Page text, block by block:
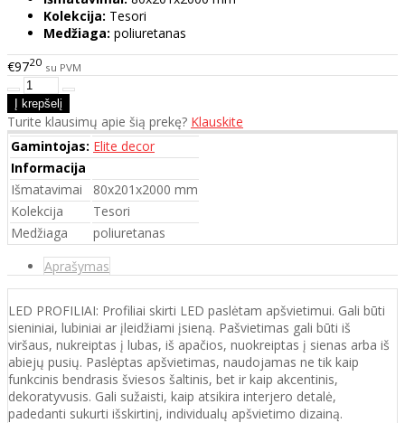
Kolekcija: Tesori
Medžiaga: poliuretanas
€9720 su PVM
Turite klausimų apie šią prekę? Klauskite
Gamintojas: Elite decor
Informacija
Išmatavimai
80x201x2000 mm
Kolekcija
Tesori
Medžiaga
poliuretanas
Aprašymas
LED PROFILIAI: Profiliai skirti LED paslėtam apšvietimui. Gali būti
sieniniai, lubiniai ar įleidžiami įsieną. Pašvietimas gali būti iš
viršaus, nukreiptas į lubas, iš apačios, nuokreiptas į sienas arba iš
abiejų pusių. Paslėptas apšvietimas, naudojamas ne tik kaip
funkcinis bendrasis šviesos šaltinis, bet ir kaip akcentinis,
dekoratyvusis. Gali sužaisti, kaip atsikira interjero detalė,
padedanti sukurti išskirtinį, individualų apšvietimo dizainą.